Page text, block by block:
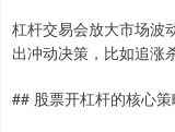
杠杆交易会放大市场波
出冲动决策，比如追涨
## 股票开杠杆的核心策